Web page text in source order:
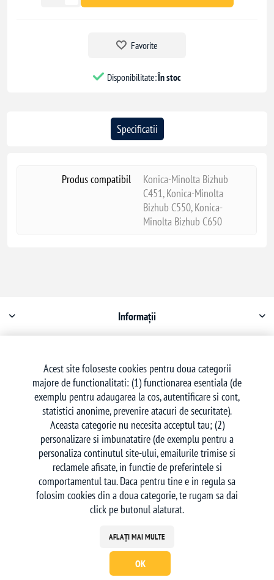
Favorite
Disponibilitate:În stoc
Specificatii
Produs compatibil
Konica-Minolta Bizhub
C451, Konica-Minolta
Bizhub C550, Konica-
Minolta Bizhub C650
Informații
Serviciu clienți
Urmăriți-ne
nopCommerce| Creat de
Acest site foloseste cookies pentru doua categorii
majore de functionalitati: (1) functionarea esentiala (de
exemplu pentru adaugarea la cos, autentificare si cont,
statistici anonime, prevenire atacuri de securitate).
Aceasta categorie nu necesita acceptul tau; (2)
personalizare si imbunatatire (de exemplu pentru a
personaliza continutul site-ului, emailurile trimise si
reclamele afisate, in functie de preferintele si
comportamentul tau. Daca pentru tine e in regula sa
folosim cookies din a doua categorie, te rugam sa dai
click pe butonul alaturat.
AFLAȚI MAI MULTE
OK